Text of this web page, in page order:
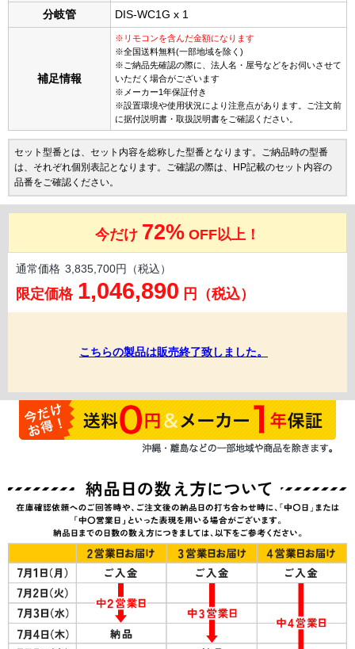
分岐管 DIS-WC1G x 1
補足情報
※リモコンを含んだ金額になります
※全国送料無料(一部地域を除く)
※ご納品先確認の際に、法人名・屋号などをお伺いさせて
いただく場合がございます
※メーカー1年保証付き
※設置環境や使用状況により注意点があります。ご注文前
に据付説明書・取扱説明書をご確認ください。
セット型番とは、セット内容を総称した型番となります。ご納品時の型番
は、それぞれ個別表記となります。ご確認の際は、HP記載のセット内容の
品番をご確認ください。
今だけ 72% OFF以上！
通常価格 3,835,700円（税込）
限定価格 1,046,890 円（税込）
こちらの製品は販売終了致しました。